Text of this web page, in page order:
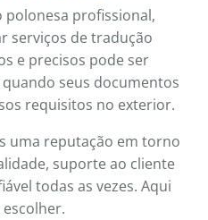
polonesa profissional,
serviços de tradução
e precisos pode ser
seus documentos
requisitos no exterior.
uma reputação em torno
suporte ao cliente
todas as vezes. Aqui